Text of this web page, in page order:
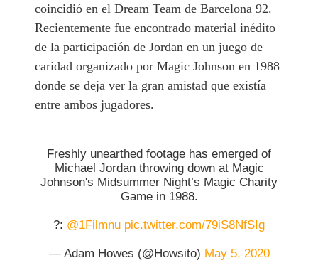
coincidió en el Dream Team de Barcelona 92.
Recientemente fue encontrado material inédito
de la participación de Jordan en un juego de
caridad organizado por Magic Johnson en 1988
donde se deja ver la gran amistad que existía
entre ambos jugadores.
Freshly unearthed footage has emerged of
Michael Jordan throwing down at Magic
Johnson's Midsummer Night’s Magic Charity
Game in 1988.
?: @1Filmnu pic.twitter.com/79iS8NfSIg
— Adam Howes (@Howsito) May 5, 2020